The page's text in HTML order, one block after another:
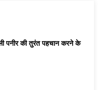
पनीर की तुरंत पहचान करने के